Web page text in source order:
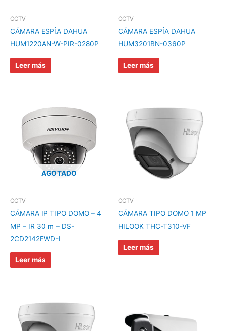
CCTV
CÁMARA ESPÍA DAHUA
HUM1220AN-W-PIR-0280P
Leer más
CCTV
CÁMARA ESPÍA DAHUA
HUM3201BN-0360P
Leer más
AGOTADO
CCTV
CÁMARA IP TIPO DOMO – 4
MP – IR 30 m – DS-
2CD2142FWD-I
Leer más
CCTV
CÁMARA TIPO DOMO 1 MP
HILOOK THC-T310-VF
Leer más